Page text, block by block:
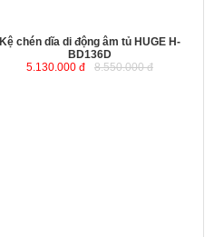
Kệ chén dĩa di động âm tủ HUGE H-
BD136D
5.130.000 đ
8.550.000 đ